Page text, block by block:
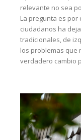
relevante no sea
La pregunta es
ciudadanos ha
tradicionales, de
los problemas que
verdadero cambio